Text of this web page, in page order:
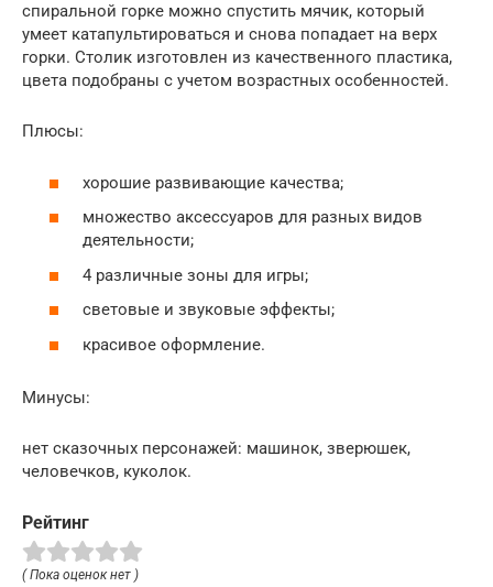
спиральной горке можно спустить мячик, который
умеет катапультироваться и снова попадает на верх
горки. Столик изготовлен из качественного пластика,
цвета подобраны с учетом возрастных особенностей.
Плюсы:
хорошие развивающие качества;
множество аксессуаров для разных видов
деятельности;
4 различные зоны для игры;
световые и звуковые эффекты;
красивое оформление.
Минусы:
нет сказочных персонажей: машинок, зверюшек,
человечков, куколок.
Рейтинг
( Пока оценок нет )